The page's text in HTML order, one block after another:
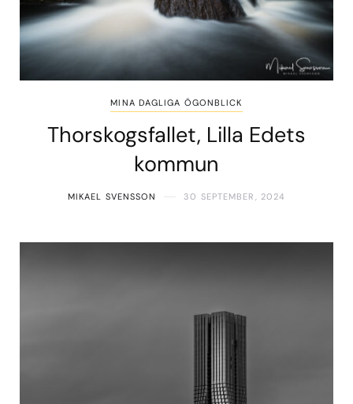
MINA DAGLIGA ÖGONBLICK
Thorskogsfallet, Lilla Edets
kommun
MIKAEL SVENSSON 30 SEPTEMBER, 2024